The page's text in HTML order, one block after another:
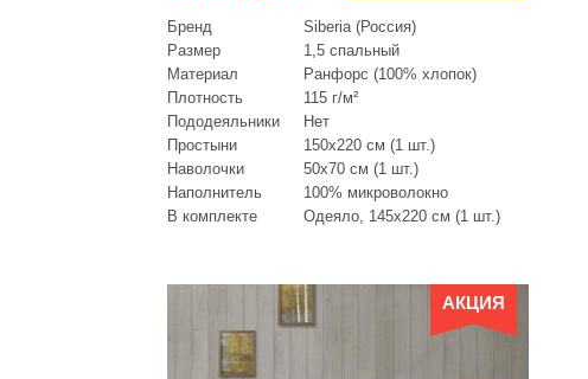
Бренд
Siberia (Россия)
Размер
1,5 спальный
Материал
Ранфорс (100% хлопок)
Плотность
115 г/м²
Пододеяльники
Нет
Простыни
150х220 см (1 шт.)
Наволочки
50х70 см (1 шт.)
Наполнитель
100% микроволокно
В комплекте
Одеяло, 145х220 см (1 шт.)
АКЦИЯ